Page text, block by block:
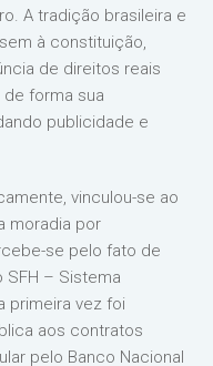
A tradição brasileira e
à constituição,
de direitos reais
forma sua
publicidade e
vinculou-se ao
moradia por
se pelo fato de
SFH – Sistema
primeira vez foi
aos contratos
pelo Banco Nacional